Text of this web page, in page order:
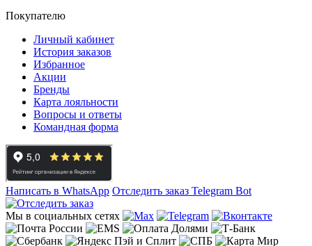
Покупателю
Личный кабинет
История заказов
Избранное
Акции
Бренды
Карта лояльности
Вопросы и ответы
Командная форма
Написать в WhatsApp Отследить заказ Telegram Bot
Мы в социальных сетях